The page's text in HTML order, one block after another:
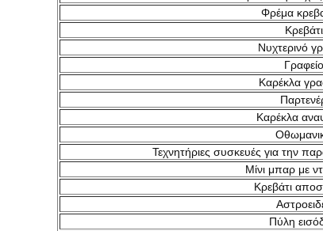
Φρέμα
Κρεβάτι
Νυχτερινό
Γραφείο
Καρέκλα
Καρέκλα
Τεχνητήριες συσκευές για την
Μίνι μπαρ με
Κρεβάτι
Πύλη